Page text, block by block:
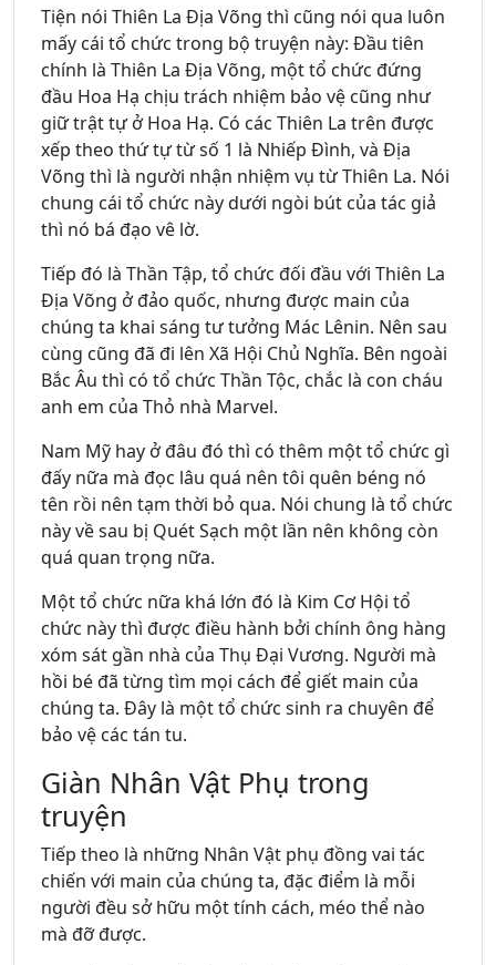
Tiện nói Thiên La Địa Võng thì cũng nói qua luôn
mấy cái tổ chức trong bộ truyện này: Đầu tiên
chính là Thiên La Địa Võng, một tổ chức đứng
đầu Hoa Hạ chịu trách nhiệm bảo vệ cũng như
giữ trật tự ở Hoa Hạ. Có các Thiên La trên được
xếp theo thứ tự từ số 1 là Nhiếp Đình, và Địa
Võng thì là người nhận nhiệm vụ từ Thiên La. Nói
chung cái tổ chức này dưới ngòi bút của tác giả
thì nó bá đạo vê lờ.
Tiếp đó là Thần Tập, tổ chức đối đầu với Thiên La
Địa Võng ở đảo quốc, nhưng được main của
chúng ta khai sáng tư tưởng Mác Lênin. Nên sau
cùng cũng đã đi lên Xã Hội Chủ Nghĩa. Bên ngoài
Bắc Âu thì có tổ chức Thần Tộc, chắc là con cháu
anh em của Thỏ nhà Marvel.
Nam Mỹ hay ở đâu đó thì có thêm một tổ chức gì
đấy nữa mà đọc lâu quá nên tôi quên béng nó
tên rồi nên tạm thời bỏ qua. Nói chung là tổ chức
này về sau bị Quét Sạch một lần nên không còn
quá quan trọng nữa.
Một tổ chức nữa khá lớn đó là Kim Cơ Hội tổ
chức này thì được điều hành bởi chính ông hàng
xóm sát gần nhà của Thụ Đại Vương. Người mà
hồi bé đã từng tìm mọi cách để giết main của
chúng ta. Đây là một tổ chức sinh ra chuyên để
bảo vệ các tán tu.
Giàn Nhân Vật Phụ trong
truyện
Tiếp theo là những Nhân Vật phụ đồng vai tác
chiến với main của chúng ta, đặc điểm là mỗi
người đều sở hữu một tính cách, méo thể nào
mà đỡ được.